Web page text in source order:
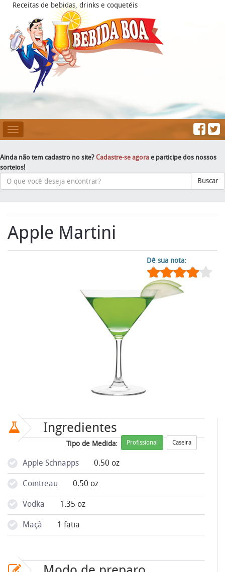
Receitas de bebidas, drinks e coquetéis
Mesclar
Navegação
Ainda não tem cadastro no site? Cadastre-se agora e participe dos nossos
sorteios!
Buscar
Apple Martini
Dê sua nota:
Ingredientes
Tipo de Medida: Profissional Caseira
Apple Schnapps 0.50 oz
Cointreau 0.50 oz
Vodka 1.35 oz
Maçã 1 fatia